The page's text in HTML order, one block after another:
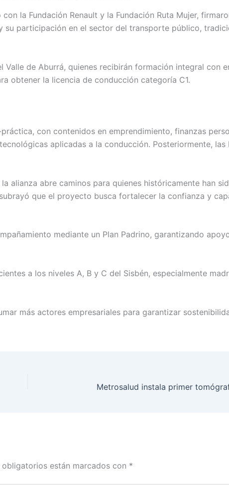
la Fundación Renault y la Fundación Ruta Mujer,
su participación en el sector del transporte público,
de Aburrá, quienes recibirán formación integral con
obtener la licencia de conducción categoría C1.
con contenidos en emprendimiento, finanzas
aplicadas a la conducción. Posteriormente, las
alianza abre caminos para quienes históricamente han
que el proyecto busca fortalecer la confianza y
mediante un Plan Padrino, garantizando
a los niveles A, B y C del Sisbén, especialmente
más actores empresariales para garantizar
obligatorios están marcados con *